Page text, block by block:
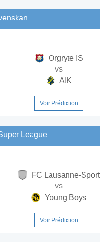
Orgryte IS
vs
AIK
Voir Prédiction
League
FC Lausanne-Sport
vs
Young Boys
Voir Prédiction